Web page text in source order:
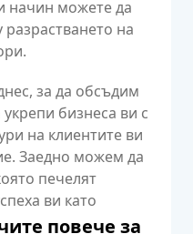
начин можете да
на
за да обсъдим
бизнеса ви с
на клиентите ви
Заедно можем да
печелят
ви като
повече за